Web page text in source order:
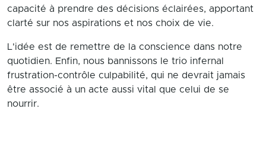
capacité à prendre des décisions éclairées, apportant
clarté sur nos aspirations et nos choix de vie.
L'idée est de remettre de la conscience dans notre
quotidien. Enfin, nous bannissons le trio infernal
frustration-contrôle culpabilité, qui ne devrait jamais
être associé à un acte aussi vital que celui de se
nourrir.